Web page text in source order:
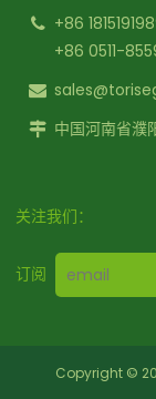
+86
+86 0511-
中国河南省濮
关注我们：
订阅
Copyright ©